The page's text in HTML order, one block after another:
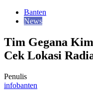
Banten
News
Tim Gegana
Cek Lokasi
Penulis
infobanten